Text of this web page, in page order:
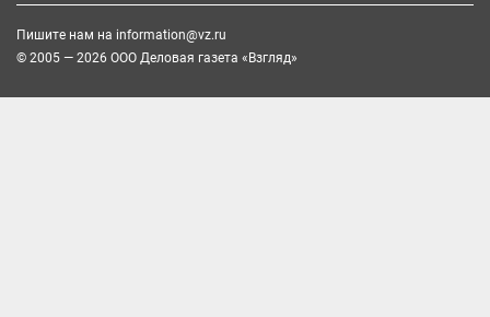
Пишите нам на information@vz.ru
© 2005 — 2026 ООО Деловая газета «Взгляд»